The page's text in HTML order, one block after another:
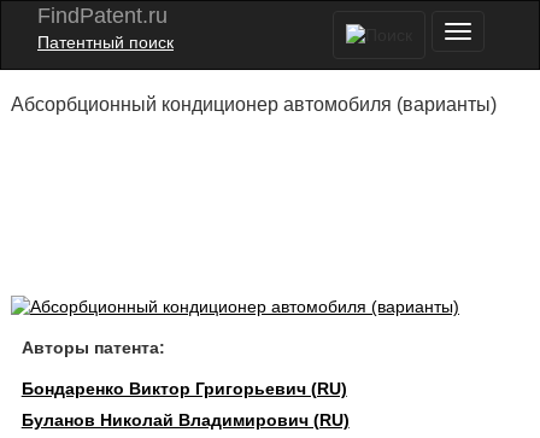
FindPatent.ru
Патентный поиск
Абсорбционный кондиционер автомобиля (варианты)
Авторы патента:
Бондаренко Виктор Григорьевич (RU)
Буланов Николай Владимирович (RU)